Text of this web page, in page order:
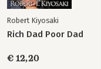
Robert Kiyosaki
Rich Dad Poor Dad
€ 12,20